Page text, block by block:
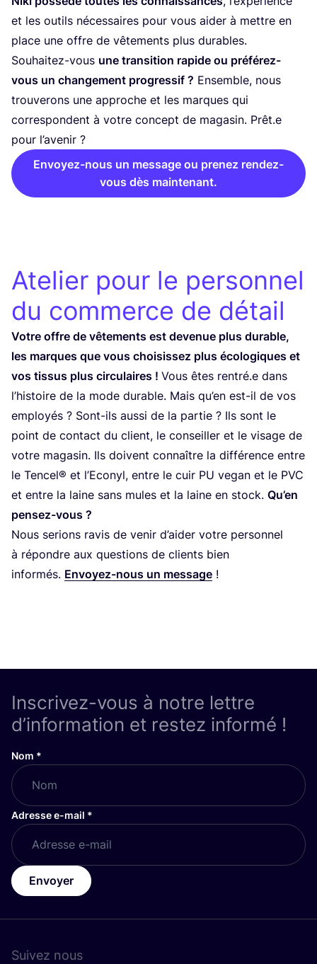
et les outils néces­saires pour vous aider à mettre en
place une offre de vête­ments plus durables.
Sou­hai­tez-vous une tran­si­tion rapide ou pré­fé­rez-
vous un chan­ge­ment pro­gres­sif ? Ensemble, nous
trou­ve­rons une approche et les marques qui
cor­res­pondent à votre concept de maga­sin. Prêt.e
pour l’avenir ?
Envoyez-nous un message ou prenez rendez-
vous dès maintenant.
Atelier pour le personnel
du commerce de détail
Votre offre de vête­ments est deve­nue plus durable,
les marques que vous choi­sis­sez plus éco­lo­giques et
vos tis­sus plus cir­cu­laires ! Vous êtes rentré.e dans
l’his­toire de la mode durable. Mais qu’en est-il de vos
employés ? Sont-ils aus­si de la par­tie ? Ils sont le
point de contact du client, le conseiller et le visage de
votre maga­sin. Ils doivent connaître la dif­fé­rence entre
le Ten­cel® et l’E­co­nyl, entre le cuir PU vegan et le PVC
et entre la laine sans mules et la laine en stock. Qu’en
pen­sez-vous ?
Nous serions ravis de venir d’aider votre per­son­nel
à répondre aux ques­tions de clients bien
infor­més. Envoyez-nous un mes­sage !
Inscrivez-vous à notre lettre
d’information et restez informé !
Nom *
Adresse e-mail *
Envoyer
Suivez nous